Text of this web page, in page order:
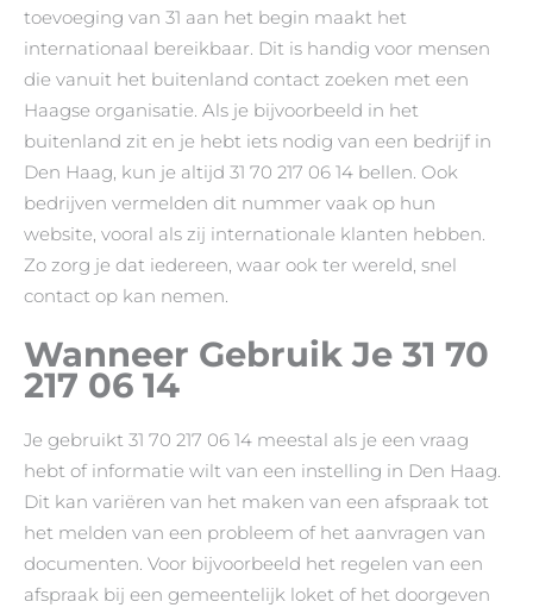
toevoeging van 31 aan het begin maakt het
internationaal bereikbaar. Dit is handig voor mensen
die vanuit het buitenland contact zoeken met een
Haagse organisatie. Als je bijvoorbeeld in het
buitenland zit en je hebt iets nodig van een bedrijf in
Den Haag, kun je altijd 31 70 217 06 14 bellen. Ook
bedrijven vermelden dit nummer vaak op hun
website, vooral als zij internationale klanten hebben.
Zo zorg je dat iedereen, waar ook ter wereld, snel
contact op kan nemen.
Wanneer Gebruik Je 31 70
217 06 14
Je gebruikt 31 70 217 06 14 meestal als je een vraag
hebt of informatie wilt van een instelling in Den Haag.
Dit kan variëren van het maken van een afspraak tot
het melden van een probleem of het aanvragen van
documenten. Voor bijvoorbeeld het regelen van een
afspraak bij een gemeentelijk loket of het doorgeven